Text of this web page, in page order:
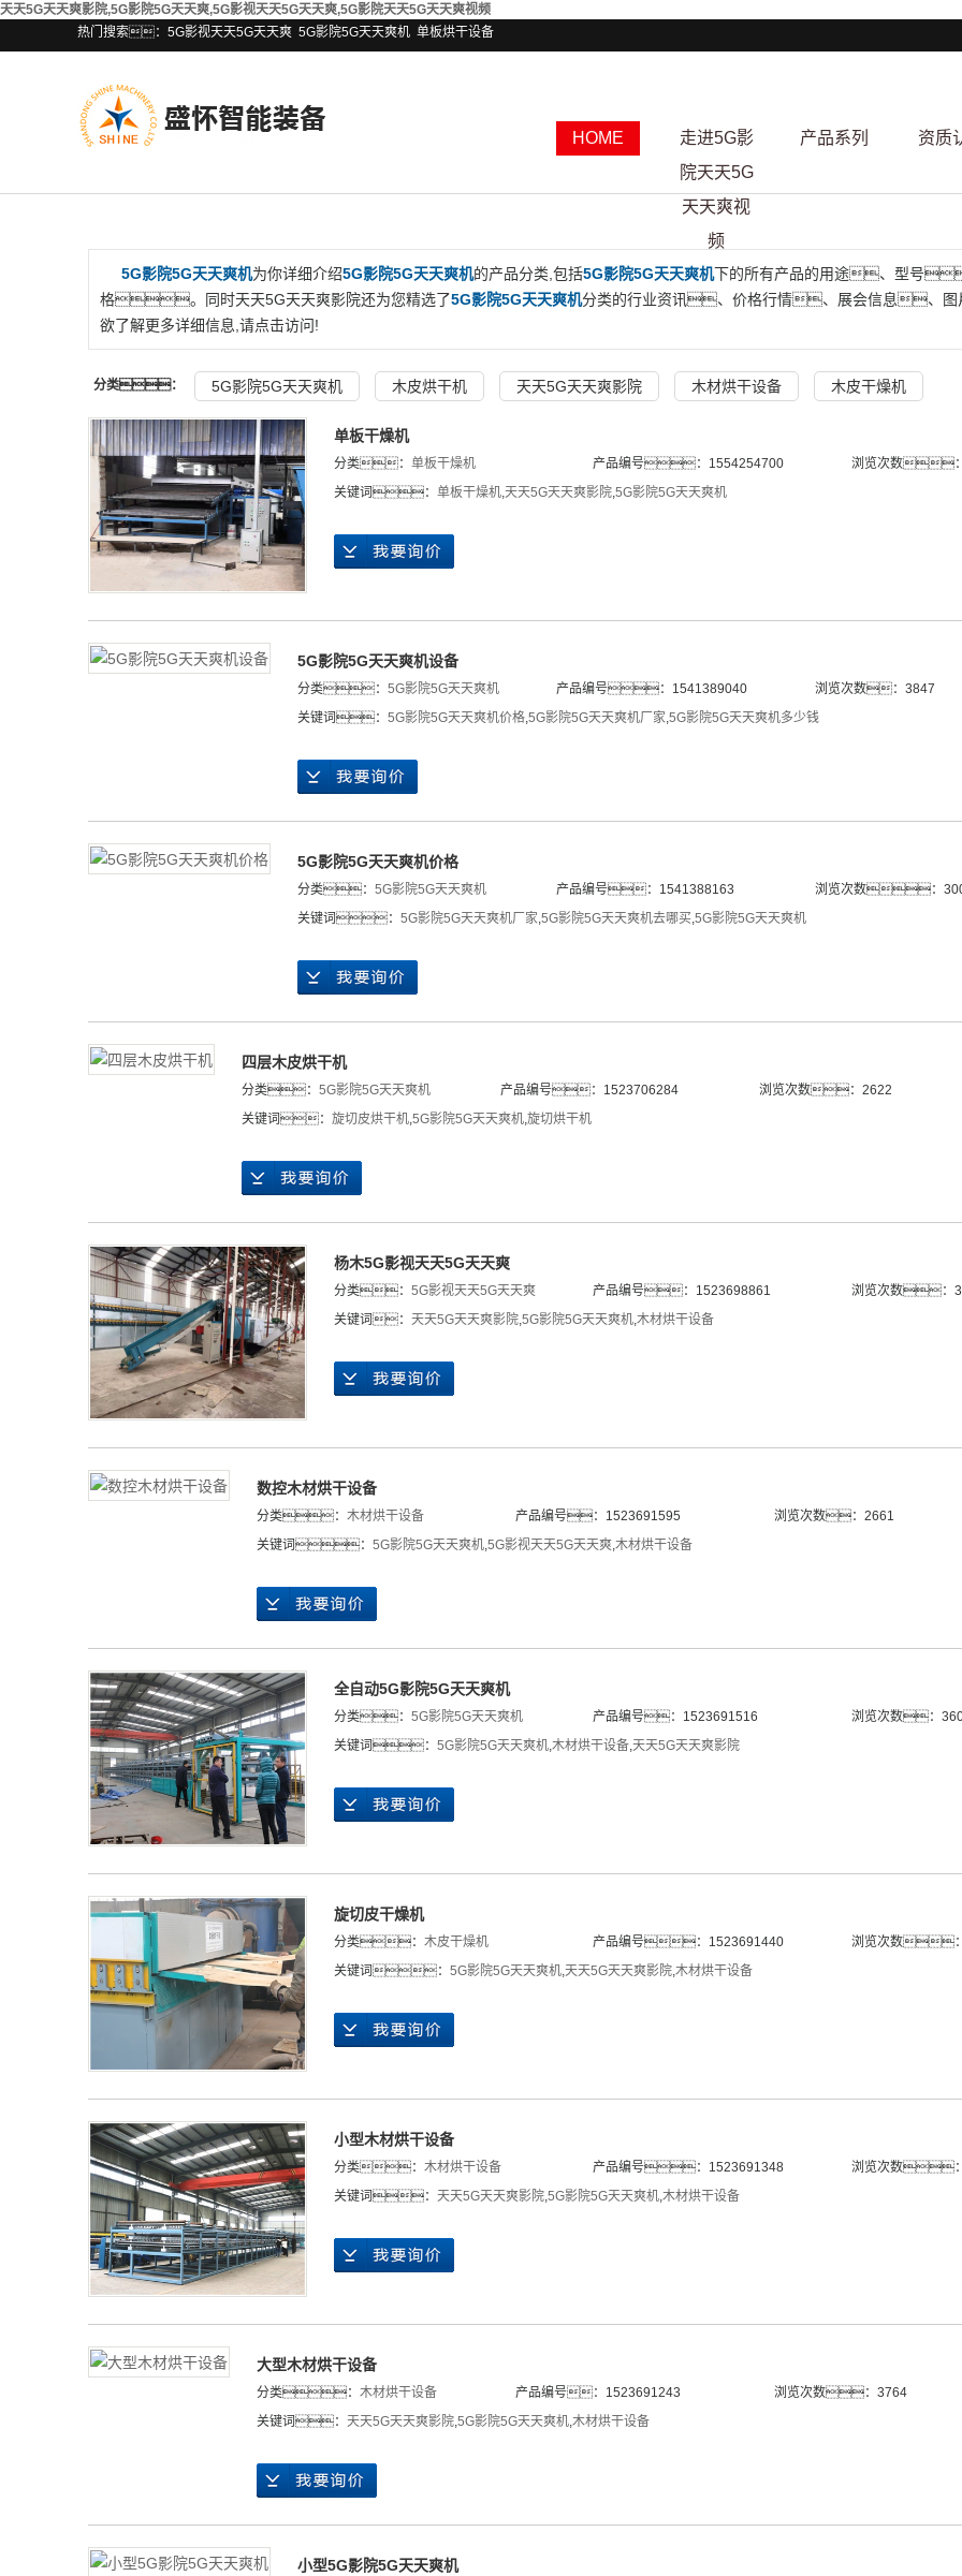
天天5G天天爽影院,5G影院5G天天爽,5G影视天天5G天天爽,5G影院天天5G天天爽视频
热门搜索： 5G影视天天5G天天爽 5G影院5G天天爽机 单板烘干设备
HOME
走进5G影
院天天5G
天天爽视
频
产品系列 资质
5G影院5G天天爽机为你详细介绍5G影院5G天天爽机的产品分类,包括5G影院5G天天爽机下的所有产品的用途、型号
格。同时天天5G天天爽影院还为您精选了5G影院5G天天爽机分类的行业资讯、价格行情、展会信息、
欲了解更多详细信息,请点击访问!
分类： 5G影院5G天天爽机 木皮烘干机 天天5G天天爽影院 木材烘干设备 木皮干燥机
单板干燥机
分类： 单板干燥机 产品编号：1554254700
浏览次数
关键词： 单板干燥机,天天5G天天爽影院,5G影院5G天天爽机
5G影院5G天天爽机设备
分类： 5G影院5G天天爽机 产品编号：1541389040
浏览次数：3847
关键词： 5G影院5G天天爽机价格,5G影院5G天天爽机厂家,5G影院5G天天爽机多少钱
5G影院5G天天爽机价格
分类： 5G影院5G天天爽机 产品编号：1541388163
浏览次数：
关键词： 5G影院5G天天爽机厂家,5G影院5G天天爽机去哪买,5G影院5G天天爽机
四层木皮烘干机
分类： 5G影院5G天天爽机 产品编号：1523706284
浏览次数：2622
关键词： 旋切皮烘干机,5G影院5G天天爽机,旋切烘干机
杨木5G影视天天5G天天爽
分类： 5G影视天天5G天天爽 产品编号：1523698861
浏览次数：
关键词： 天天5G天天爽影院,5G影院5G天天爽机,木材烘干设备
数控木材烘干设备
分类： 木材烘干设备 产品编号：1523691595
浏览次数：2661
关键词： 5G影院5G天天爽机,5G影视天天5G天天爽,木材烘干设备
全自动5G影院5G天天爽机
分类： 5G影院5G天天爽机 产品编号：1523691516
浏览次数：
关键词： 5G影院5G天天爽机,木材烘干设备,天天5G天天爽影院
旋切皮干燥机
分类： 木皮干燥机 产品编号：1523691440
浏览次数
关键词： 5G影院5G天天爽机,天天5G天天爽影院,木材烘干设备
小型木材烘干设备
分类： 木材烘干设备 产品编号：1523691348
浏览次数
关键词： 天天5G天天爽影院,5G影院5G天天爽机,木材烘干设备
大型木材烘干设备
分类： 木材烘干设备 产品编号：1523691243
浏览次数：3764
关键词： 天天5G天天爽影院,5G影院5G天天爽机,木材烘干设备
小型5G影院5G天天爽机